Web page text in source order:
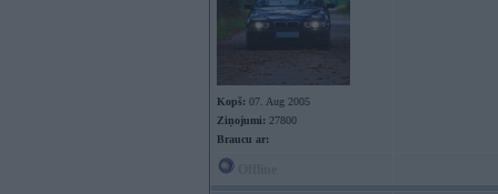
Kopš: 07. Aug 2005
Ziņojumi: 27800
Braucu ar: